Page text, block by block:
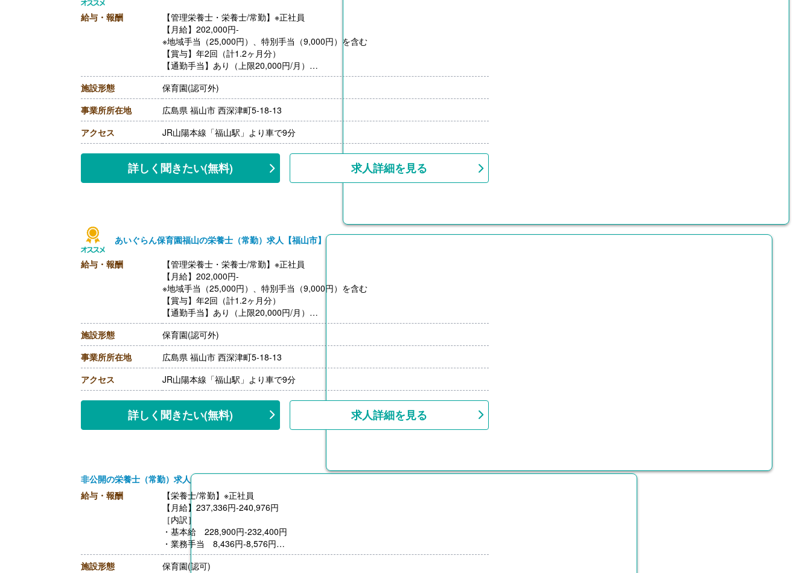
給与・報酬
【管理栄養士・栄養士/常勤】※正社員
【月給】202,000円-
※地域手当（25,000円）、特別手当（9,000円）を含む
【賞与】年2回（計1.2ヶ月分）
【通勤手当】あり（上限20,000円/月）
【昇給】あり（年1回）
【退職金】あり
施設形態
保育園(認可外)
事業所所在地
広島県 福山市 西深津町5-18-13
アクセス
JR山陽本線「福山駅」より車で9分
詳しく聞きたい(無料) 求人詳細を見る
あいぐらん保育園福山の栄養士（常勤）求人【福山市】
給与・報酬
【管理栄養士・栄養士/常勤】※正社員
【月給】202,000円-
※地域手当（25,000円）、特別手当（9,000円）を含む
【賞与】年2回（計1.2ヶ月分）
【通勤手当】あり（上限20,000円/月）
【昇給】あり（年1回）
【退職金】あり
施設形態
保育園(認可外)
事業所所在地
広島県 福山市 西深津町5-18-13
アクセス
JR山陽本線「福山駅」より車で9分
詳しく聞きたい(無料) 求人詳細を見る
非公開の栄養士（常勤）求人
給与・報酬
【栄養士/常勤】※正社員
【月給】237,336円-240,976円
［内訳］
・基本給 228,900円-232,400円
・業務手当 8,436円-8,576円
［その他手当］
・処遇改善手当 5,000円-15,000円/月（支給時期はその年度による）
施設形態
保育園(認可)